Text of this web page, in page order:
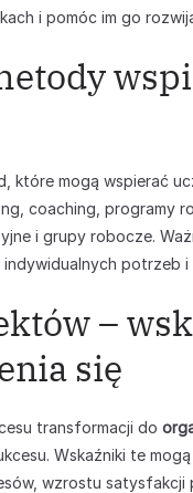
i pomóc im go
które mogą wspierać
coaching, programy
i grupy robocze.
potrzeb i
–
się
transformacji do
Wskaźniki te
wzrostu satysfakcji